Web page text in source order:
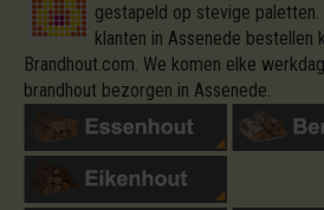
gestapeld op stevige
klanten in Assenede bestellen
Brandhout.com. We komen elke
brandhout bezorgen in Assenede.